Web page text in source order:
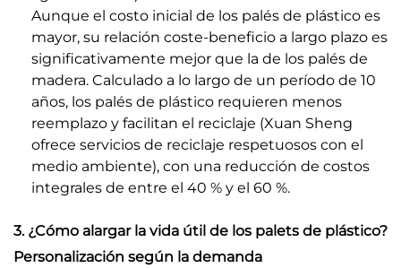
Aunque el costo inicial de los palés de plástico es
mayor, su relación coste-beneficio a largo plazo es
significativamente mejor que la de los palés de
madera. Calculado a lo largo de un período de 10
años, los palés de plástico requieren menos
reemplazo y facilitan el reciclaje (Xuan Sheng
ofrece servicios de reciclaje respetuosos con el
medio ambiente), con una reducción de costos
integrales de entre el 40 % y el 60 %.
3. ¿Cómo alargar la vida útil de los palets de plástico?
Personalización según la demanda